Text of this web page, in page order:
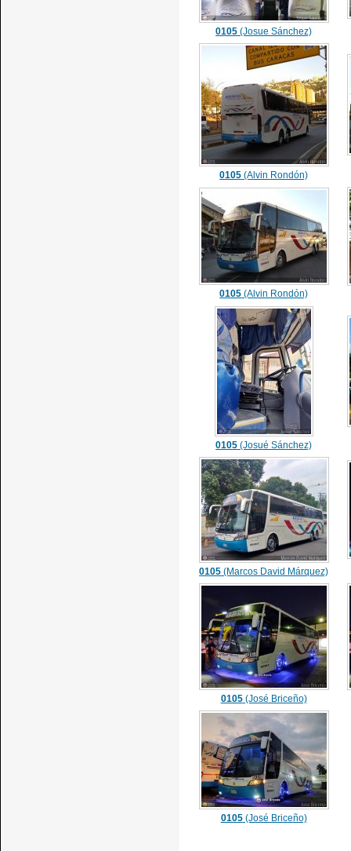
0105 (Josue Sánchez)
0105 (Alvin Rondón)
0105 (Alvin Rondón)
0105 (Josué Sánchez)
0105 (Marcos David Márquez)
0105(José Briceño)
0105(José Briceño)